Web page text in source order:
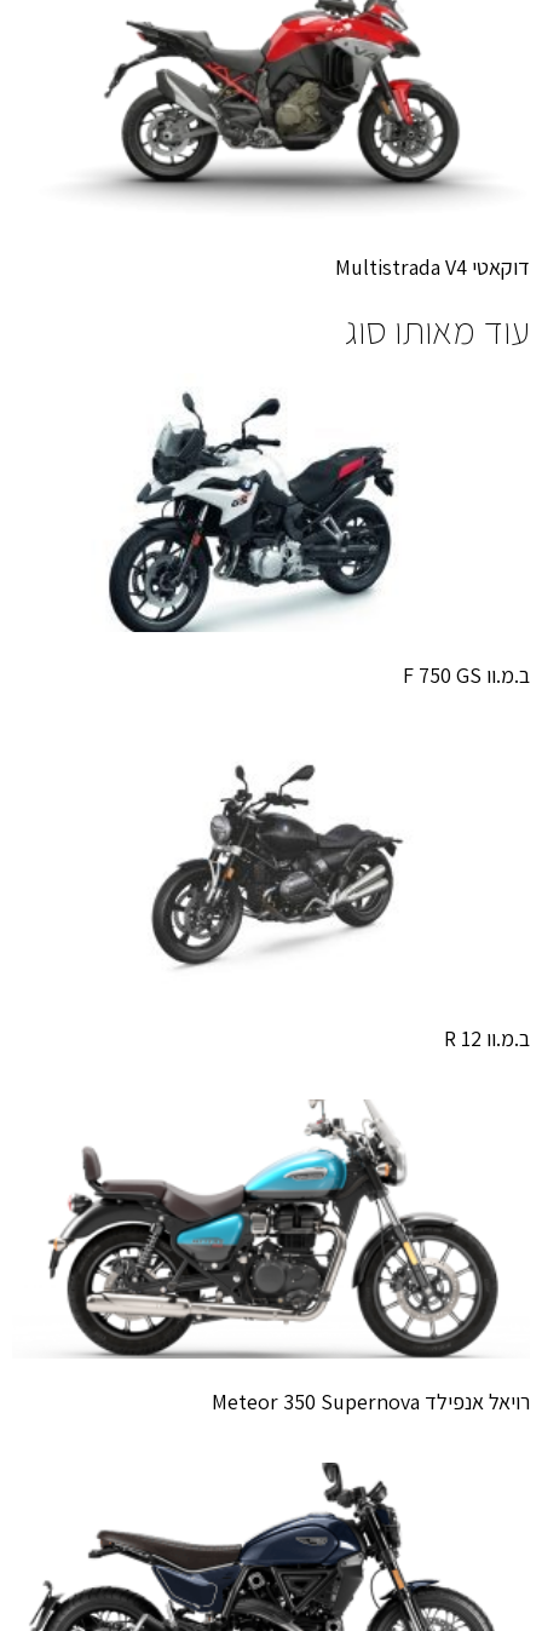
דוקאטי Multistrada V4
עוד מאותו סוג
ב.מ.וו F 750 GS
ב.מ.וו R 12
רויאל אנפילד Meteor 350 Supernova